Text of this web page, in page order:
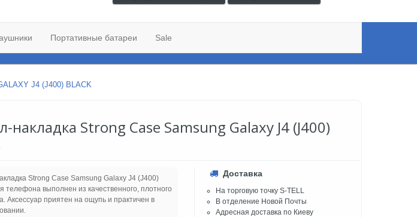
Портативные батареи Sale
J4 (J400) BLACK
накладка Strong Case Samsung Galaxy J4 (J400)
Strong Case Samsung Galaxy J4 (J400)
телефона выполнен из качественного, плотного
Аксессуар приятен на ощупь и практичен в
Доставка
На торговую точку S-TELL
В отделение Новой Почты
Адресная доставка по Киеву